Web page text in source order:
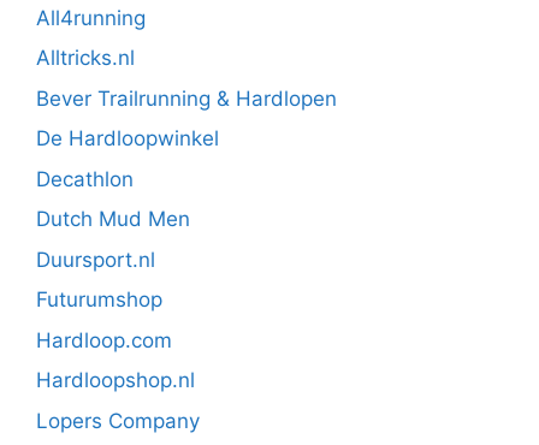
All4running
Alltricks.nl
Bever Trailrunning & Hardlopen
De Hardloopwinkel
Decathlon
Dutch Mud Men
Duursport.nl
Futurumshop
Hardloop.com
Hardloopshop.nl
Lopers Company